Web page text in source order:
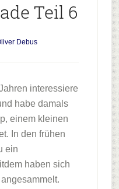
Teil 6
Debus
interessiere
habe damals
einem kleinen
In den frühen
ein
haben sich